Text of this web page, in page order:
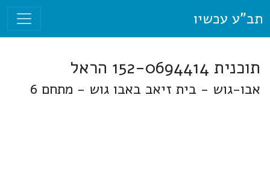
תב"ע עכשיו
תוכנית 152-0694414 הראל
אבו-גוש - בית זיאב באבו גוש - מתחם 6